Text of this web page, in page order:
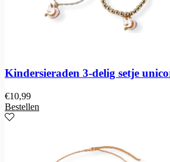
Kindersieraden 3-delig setje
€10,99
Bestellen